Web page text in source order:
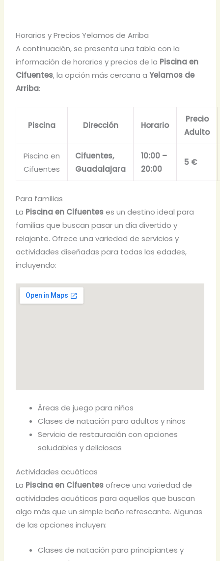
Horarios y Precios Yelamos de Arriba
A continuación, se presenta una tabla con la
información de horarios y precios de la Piscina en
Cifuentes, la opción más cercana aYelamos de
Arriba:
Piscina Dirección Horario
Precio
Adulto
Piscina en
Cifuentes
Cifuentes,
Guadalajara
10:00 –
20:00
5 €
Para familias
La Piscina en Cifuenteses un destino ideal para
familias que buscan pasar un día divertido y
relajante. Ofrece una variedad de servicios y
actividades diseñadas para todas las edades,
incluyendo:
Áreas de juego para niños
Clases de natación para adultos y niños
Servicio de restauración con opciones
saludables y deliciosas
Actividades acuáticas
La Piscina en Cifuentesofrece una variedad de
actividades acuáticas para aquellos que buscan
algo más que un simple baño refrescante. Algunas
de las opciones incluyen:
Clases de natación para principiantes y